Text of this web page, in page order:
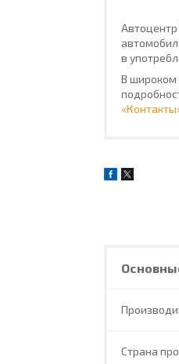
Автоцентр
в
В широком
Страна